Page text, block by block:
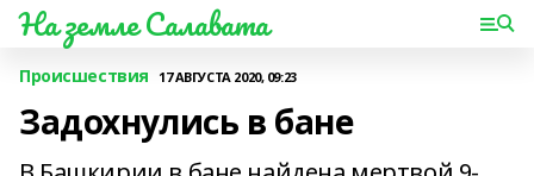
На земле Салавата
Происшествия 17 АВГУСТА 2020, 09:23
Задохнулись в бане